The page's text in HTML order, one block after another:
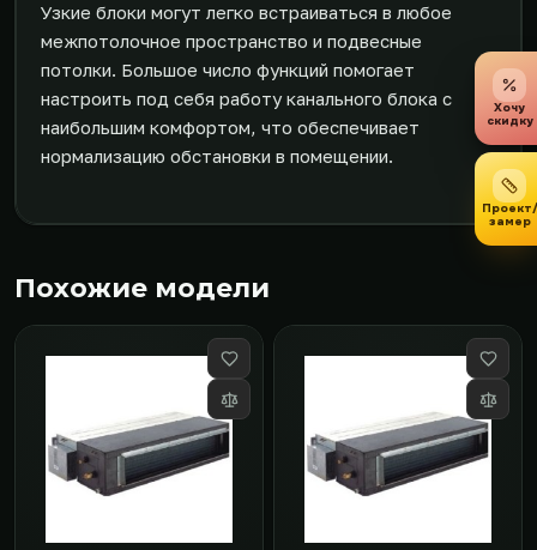
Узкие блоки могут легко встраиваться в любое
межпотолочное пространство и подвесные
потолки. Большое число функций помогает
настроить под себя работу канального блока с
наибольшим комфортом, что обеспечивает
нормализацию обстановки в помещении.
Похожие модели
Хочу
скидку
Проект/
замер